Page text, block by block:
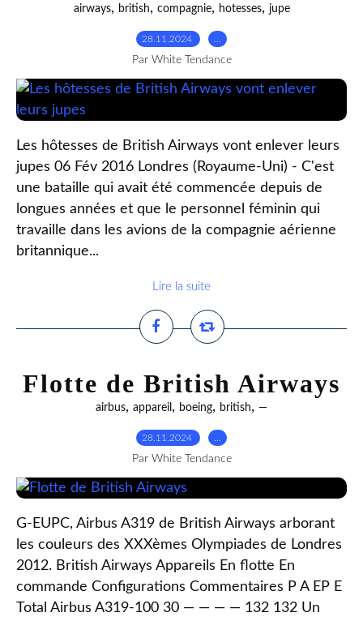
airways, british, compagnie, hotesses, jupe
28.11.2024
Par White Tendance
Les hôtesses de British Airways vont enlever leurs
jupes 06 Fév 2016 Londres (Royaume-Uni) - C'est
une bataille qui avait été commencée depuis de
longues années et que le personnel féminin qui
travaille dans les avions de la compagnie aérienne
britannique...
Lire la suite
Flotte de British Airways
airbus, appareil , boeing, british, —
28.11.2024
Par White Tendance
G-EUPC, Airbus A319 de British Airways arborant
les couleurs des XXXèmes Olympiades de Londres
2012. British Airways Appareils En flotte En
commande Configurations Commentaires P A EP E
Total Airbus A319-100 30 — — — — 132 132 Un